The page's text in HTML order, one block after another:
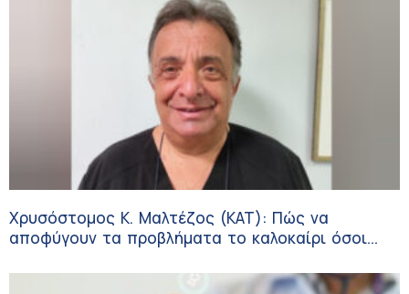
Χρυσόστομος Κ. Μαλτέζος (ΚΑΤ): Πώς να
αποφύγουν τα προβλήματα το καλοκαίρι όσοι